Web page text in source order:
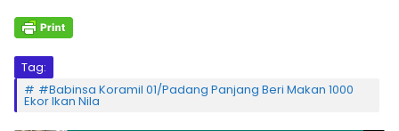
Tag:
#Babinsa Koramil 01/Padang Panjang Beri Makan 1000
Ekor Ikan Nila